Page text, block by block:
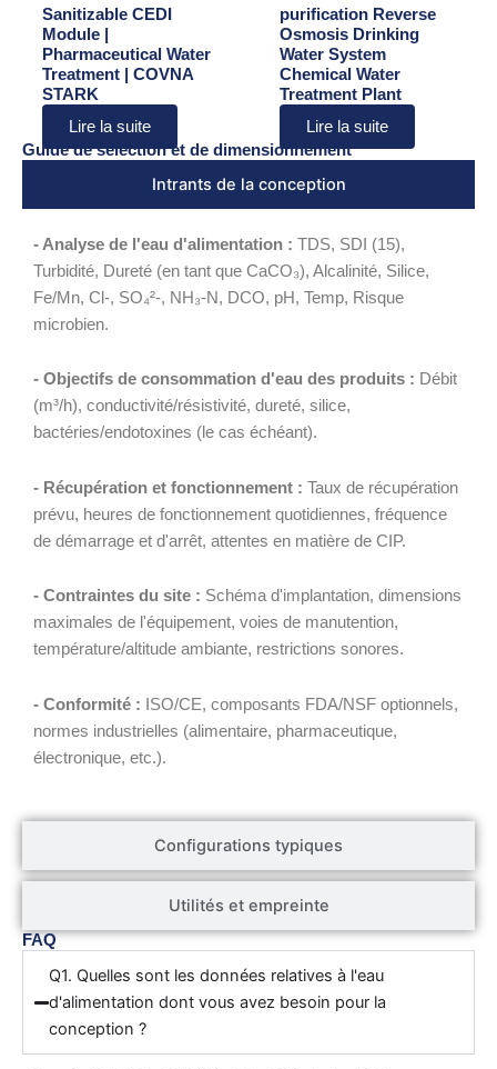
Sanitizable CEDI
Module |
Pharmaceutical Water
Treatment | COVNA
STARK
Lire la suite
purification Reverse
Osmosis Drinking
Water System
Chemical Water
Treatment Plant
Lire la suite
Guide de sélection et de dimensionnement
Intrants de la conception
Configurations typiques
Utilités et empreinte
- Analyse de l'eau d'alimentation : TDS, SDI (15),
Turbidité, Dureté (en tant que CaCO₃), Alcalinité, Silice,
Fe/Mn, Cl-, SO₄²-, NH₃-N, DCO, pH, Temp, Risque
microbien.
- Objectifs de consommation d'eau des produits : Débit
(m³/h), conductivité/résistivité, dureté, silice,
bactéries/endotoxines (le cas échéant).
- Récupération et fonctionnement : Taux de récupération
prévu, heures de fonctionnement quotidiennes, fréquence
de démarrage et d'arrêt, attentes en matière de CIP.
- Contraintes du site : Schéma d'implantation, dimensions
maximales de l'équipement, voies de manutention,
température/altitude ambiante, restrictions sonores.
- Conformité : ISO/CE, composants FDA/NSF optionnels,
normes industrielles (alimentaire, pharmaceutique,
électronique, etc.).
FAQ
Q1. Quelles sont les données relatives à l'eau
d'alimentation dont vous avez besoin pour la
conception ?